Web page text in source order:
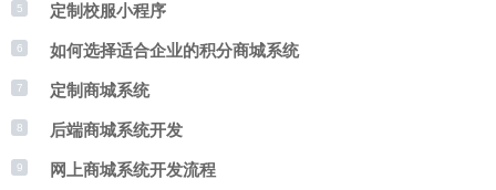
保持沟通，了解他们的需求和反馈，不断改
5 定制校服小程序
6 如何选择适合企业的积分商城系统
7 定制商城系统
8 后端商城系统开发
9 网上商城系统开发流程